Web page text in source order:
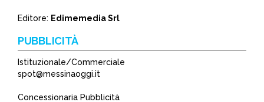
Editore: Edimemedia Srl
PUBBLICITÀ
Istituzionale/Commerciale
spot@messinaoggi.it
Concessionaria Pubblicità